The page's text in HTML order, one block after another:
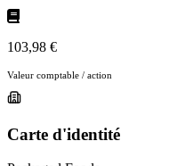
103,98 €
Valeur comptable / action
Carte d'identité